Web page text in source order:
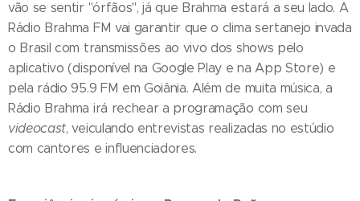
vão se sentir "órfãos", já que Brahma estará a seu lado. A
Rádio Brahma FM vai garantir que o clima sertanejo invada
o Brasil com transmissões ao vivo dos shows pelo
aplicativo (disponível na Google Play e na App Store) e
pela rádio 95.9 FM em Goiânia. Além de muita música, a
Rádio Brahma irá rechear a programação com seu
videocast, veiculando entrevistas realizadas no estúdio
com cantores e influenciadores.